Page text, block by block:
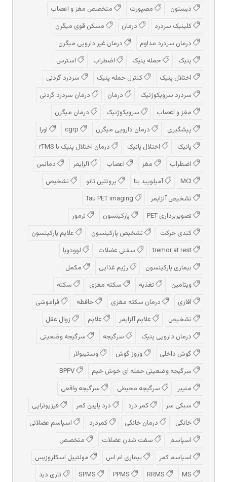
دیستون
مصپورت
متخصص مغز و اعصاب
کلینیک سردرد
درمان
مسکن قوی میگرن
درمان سردرد مداوم
درمان غیر دارویی میگرن
پنیک
حمله پنیک اضطراب
استرس
اختلال پنیک
کنترل حمله پنیک
سردرد گردنی
سردرد سرویکوژنیک
درمان
درمان سردرد گردنی
مغز و اعصاب
سرویکوژنیک
درمان میگرن
پیشگیری
درمان دارویی میگرن
اورا
پانیک
اختلال پانیک
درمان اختلال پنیک با rTMS
اضطراب
مغز اعصاب آلزایمر
دمانس
آمیلویید بتا پروتئین تائو
تشخیص
تشخیص آلزایمر
تصویربرداری PET
پارکینسون
ترمور
کندی حرکت
تشخیص پارکینسون
علایم پارکینسون
سفتی عضلات
لوودوپا
بیماری پارکینسون
رژیم غذایی
مکمل
ویتامین
تغذیه سکته مغزی
سکته
آفازی
درمان سکته مغزی حافظه
فراموشی
تشخیص
علایم آلزایمر علایم
زوال عقل
درمان دارویی پنیک
سرگیجه
سرگیجه وضعیتی
گوش داخلی
وزوز گوش
وستیبولار
سرگیجه وضعیتی حمله ای خوش خیم
منییر
سرگیجه محیطی
سرگیجه واقعی
سبکی سر
کمر درد درد پایین کمر
فیزیوتراپی
خانگی
درمان خانگی کمردرد
اسپاسم عضلانی
اسپاسم
سفت شدن عضلات
متخصص
اسپاسم کمر
بیماری ام اس
مولتیپل اسکلروزیس
تاری دید